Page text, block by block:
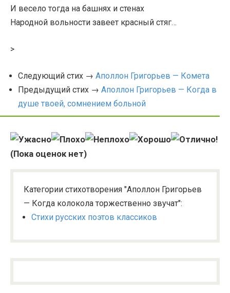
И весело тогда на башнях и стенах
Народной вольности завеет красный стяг…
>
Следующий стих → Аполлон Григорьев — Комета
Предыдущий стих → Аполлон Григорьев — Когда в
душе твоей, сомнением больной
(Пока оценок нет)
Категории стихотворения "Аполлон Григорьев
— Когда колокола торжественно звучат":
Стихи русских поэтов классиков